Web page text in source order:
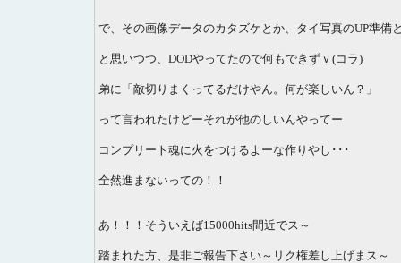
で、その画像データのカタズケとか、タイ写真のUP準備
と思いつつ、DODやってたので何もできずｖ(コラ)
弟に「敵切りまくってるだけやん。何が楽しいん？」
って言われたけどーそれが他のしいんやってー
コンプリート魂に火をつけるよーな作りやし･･･
全然進まないっての！！
あ！！！そういえば15000hits間近でス～
踏まれた方、是非ご報告下さい～リク権差し上げまス～